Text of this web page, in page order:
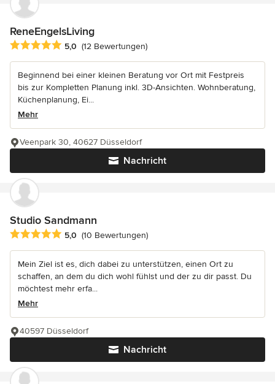
ReneEngelsLiving
Durchschnittliche Bewertung: 5 von 5 Sternen
5,0 (12 Bewertungen)
Beginnend bei einer kleinen Beratung vor Ort mit Festpreis
bis zur Kompletten Planung inkl. 3D-Ansichten. Wohnberatung,
Küchenplanung, Ei...
Mehr
Nachricht
Veenpark 30, 40627 Düsseldorf
Studio Sandmann
Durchschnittliche Bewertung: 5 von 5 Sternen
5,0 (10 Bewertungen)
Mein Ziel ist es, dich dabei zu unterstützen, einen Ort zu
schaffen, an dem du dich wohl fühlst und der zu dir passt. Du
möchtest mehr erfa...
Mehr
Nachricht
40597 Düsseldorf